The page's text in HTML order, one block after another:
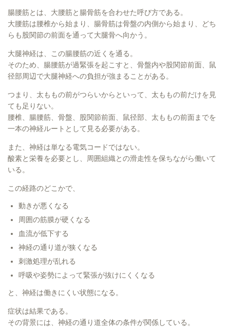
腸腰筋とは、大腰筋と腸骨筋を合わせた呼び方である。
大腰筋は腰椎から始まり、腸骨筋は骨盤の内側から始まり、どち
らも股関節の前面を通って大腿骨へ向かう。
大腿神経は、この腸腰筋の近くを通る。
そのため、腸腰筋が過緊張を起こすと、骨盤内や股関節前面、鼠
径部周辺で大腿神経への負担が強まることがある。
つまり、太ももの前がつらいからといって、太ももの前だけを見
ても足りない。
腰椎、腸腰筋、骨盤、股関節前面、鼠径部、太ももの前面までを
一本の神経ルートとして見る必要がある。
また、神経は単なる電気コードではない。
酸素と栄養を必要とし、周囲組織との滑走性を保ちながら働いて
いる。
この経路のどこかで、
動きが悪くなる
周囲の筋膜が硬くなる
血流が低下する
神経の通り道が狭くなる
刺激処理が乱れる
呼吸や姿勢によって緊張が抜けにくくなる
と、神経は働きにくい状態になる。
症状は結果である。
その背景には、神経の通り道全体の条件が関係している。